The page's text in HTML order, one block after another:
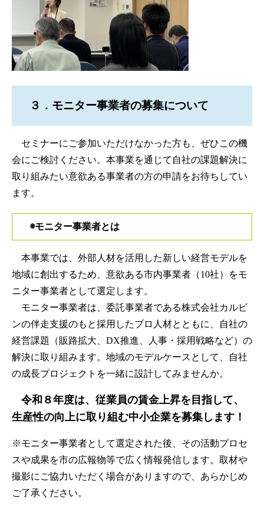
３．モニター事業者の募集について
セミナーにご参加いただけなかった方も、ぜひこの機
会にご検討ください。本事業を通じて自社の課題解決に
取り組みたい意欲ある事業者の方の申請をお待ちしてい
ます。
◉モニター事業者とは
本事業では、外部人材を活用した新しい経営モデルを
地域に創出するため、意欲ある市内事業者（10社）をモ
ニター事業者として選定します。
モニター事業者は、委託事業者である株式会社カルビ
ンの伴走支援のもと採用したプロ人材とともに、自社の
経営課題（販路拡大、DX推進、人事・採用戦略など）の
解決に取り組みます。地域のモデルケースとして、自社
の成長プロジェクトを一緒に設計してみませんか。
令和８年度は、従業員の賃金上昇を目指して、
生産性の向上に取り組む中小企業を募集します！
※モニター事業者として選定された後、その活動プロセ
スや成果を市の広報物等で広く情報発信します。取材や
撮影にご協力いただく場合がありますので、あらかじめ
ご了承ください。